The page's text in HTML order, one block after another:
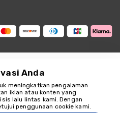
18349
Anda
meningkatkan pengalaman
iklan atau konten yang
lalu lintas kami. Dengan
penggunaan cookie kami.